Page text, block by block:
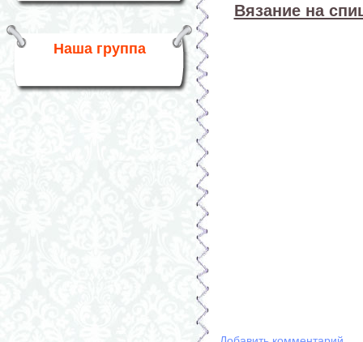
Наша группа
Вязание на